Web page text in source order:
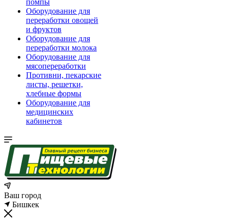
помпы
Оборудование для
переработки овощей
и фруктов
Оборудование для
переработки молока
Оборудование для
мясопереработки
Противни, пекарские
листы, решетки,
хлебные формы
Оборудование для
медицинских
кабинетов
Ваш город
Бишкек